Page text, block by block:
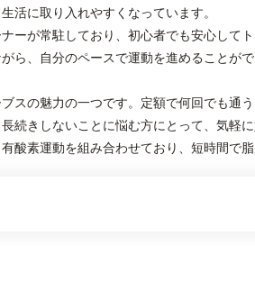
活に取り入れやすくなっています。
ーが常駐しており、初心者でも安心して
ら、自分のペースで運動を進めることが
スの魅力の一つです。定額で何回でも通
続きしないことに悩む方にとって、気軽
酸素運動を組み合わせており、短時間で